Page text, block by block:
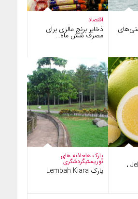
اقتصاد
ذخایر برنج مالزی برای
مصرف شش ماه…
پارک هاجاذبه های
توریستیگردشگری
پارک Lembah Kiara
Jelebu’s pomelos ،